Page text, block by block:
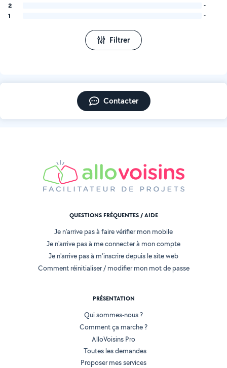
2
-
1
-
Filtrer
Contacter
QUESTIONS FRÉQUENTES / AIDE
Je n'arrive pas à faire vérifier mon mobile
Je n'arrive pas à me connecter à mon compte
Je n'arrive pas à m'inscrire depuis le site web
Comment réinitialiser / modifier mon mot de passe
PRÉSENTATION
Qui sommes-nous ?
Comment ça marche ?
AlloVoisins Pro
Toutes les demandes
Proposer mes services